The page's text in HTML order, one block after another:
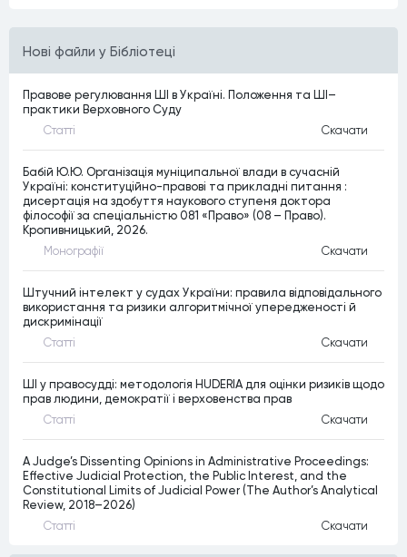
Нові файли у Бібліотеці
Правове регулювання ШІ в Україні. Положення та ШІ–
практики Верховного Суду
Статтi Скачати
Бабій Ю.Ю. Організація муніципальної влади в сучасній
Україні: конституційно-правові та прикладні питання :
дисертація на здобуття наукового ступеня доктора
філософії за спеціальністю 081 «Право» (08 – Право).
Кропивницький, 2026.
Монографiї Скачати
Штучний інтелект у судах України: правила відповідального
використання та ризики алгоритмічної упередженості й
дискримінації
Статтi Скачати
ШІ у правосудді: методологія HUDERIA для оцінки ризиків щодо
прав людини, демократії і верховенства прав
Статтi Скачати
A Judge’s Dissenting Opinions in Administrative Proceedings:
Effective Judicial Protection, the Public Interest, and the
Constitutional Limits of Judicial Power (The Author’s Analytical
Review, 2018–2026)
Статтi Скачати